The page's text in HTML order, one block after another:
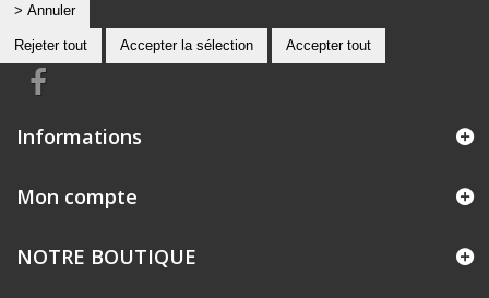
> Annuler
Rejeter tout Accepter la sélection Accepter tout
Informations
Mon compte
NOTRE BOUTIQUE